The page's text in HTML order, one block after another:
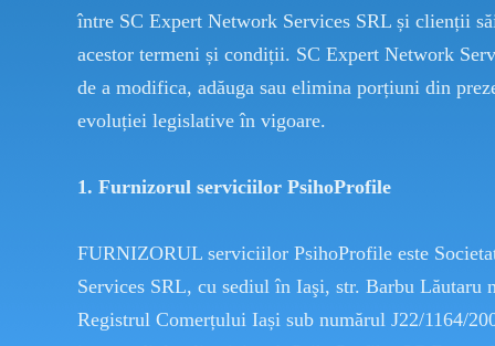
între SC Expert Network Services SRL și clienții
acestor termeni și condiții. SC Expert Network
de a modifica, adăuga sau elimina porțiuni din
evoluției legislative în vigoare.
1. Furnizorul serviciilor PsihoProfile
FURNIZORUL serviciilor PsihoProfile este
Services SRL, cu sediul în Iaşi, str. Barbu Lăutaru
Registrul Comerțului Iași sub numărul J22/1164/